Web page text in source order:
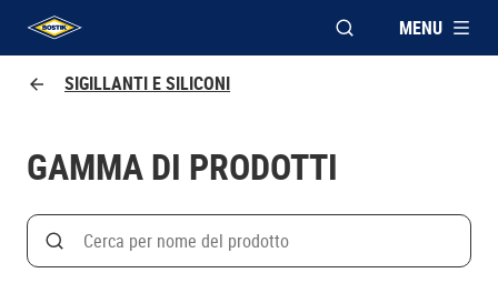
UHU logo
APRI FINESTRA
MENU
SIGILLANTI E SILICONI
GAMMA DI PRODOTTI
Search
Cerca